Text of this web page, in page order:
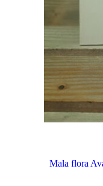
Mala flora